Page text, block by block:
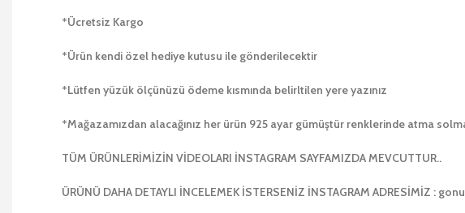
*Ücretsiz Kargo
*Ürün kendi özel hediye kutusu ile gönderilecektir
*Lütfen yüzük ölçünüzü ödeme kısmında belirltilen yere yazınız
*Mağazamızdan alacağınız her ürün 925 ayar gümüştür renklerinde atma
TÜM ÜRÜNLERİMİZİN VİDEOLARI İNSTAGRAM SAYFAMIZDA MEVCUTTUR..
ÜRÜNÜ DAHA DETAYLI İNCELEMEK İSTERSENİZ İNSTAGRAM ADRESİMİZ :